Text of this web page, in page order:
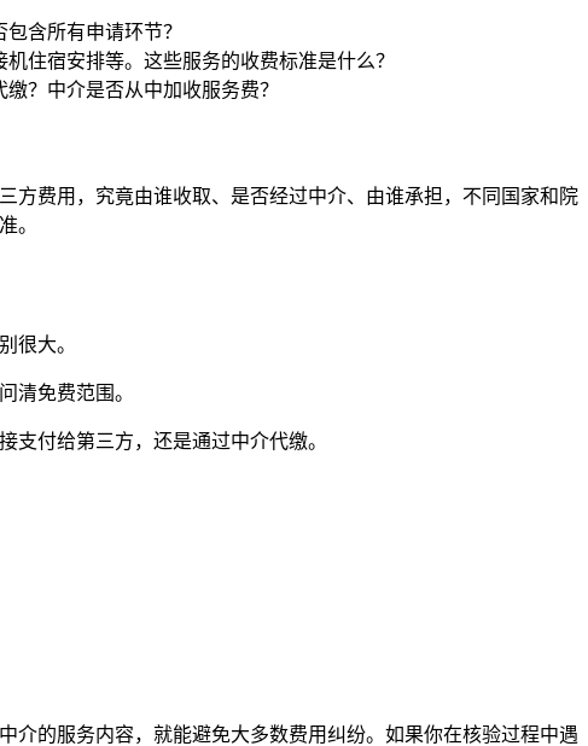
含所有申请环节？
住宿安排等。这些服务的收费标准是什么？
？中介是否从中加收服务费？
方费用，究竟由谁收取、是否经过中介、由谁承担，不同国家和院
。
很大。
清免费范围。
付给第三方，还是通过中介代缴。
介的服务内容，就能避免大多数费用纠纷。如果你在核验过程中遇